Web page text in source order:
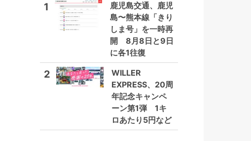
1
鹿児島交通、鹿児
島〜熊本線「きり
しま号」を一時再
開 8月8日と9日
に各1往復
2
WILLER
EXPRESS、20周
年記念キャンペ
ーン第1弾 1キ
ロあたり5円など